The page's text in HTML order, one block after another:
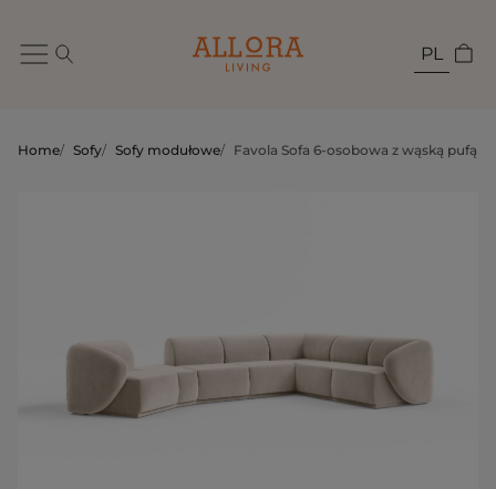
PL
Home/ Sofy/ Sofy modułowe/ Favola Sofa 6-osobowa z wąską pufą